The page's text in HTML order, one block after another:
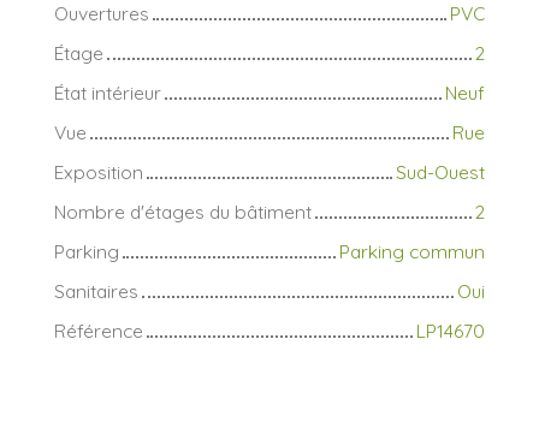
Ouvertures
PVC
Étage
2
État intérieur
Neuf
Vue
Rue
Exposition
Sud-Ouest
Nombre d'étages du bâtiment
2
Parking
Parking commun
Sanitaires
Oui
Référence
LP14670